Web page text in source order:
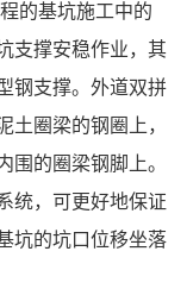
的基坑施工中的
支撑安稳作业，其
钢支撑。外道双拼
土圈梁的钢圈上，
围的圈梁钢脚上。
统，可更好地保证
坑的坑口位移坐落